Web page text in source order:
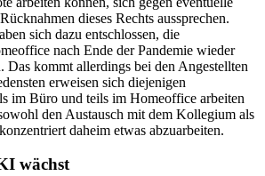
dieses Rechts aussprechen.
sich dazu entschlossen, die
nach Ende der Pandemie wieder
Das kommt allerdings bei den Angestellten
erweisen sich diejenigen
im Büro und teils im Homeoffice arbeiten
den Austausch mit dem Kollegium als
daheim etwas abzuarbeiten.
wächst